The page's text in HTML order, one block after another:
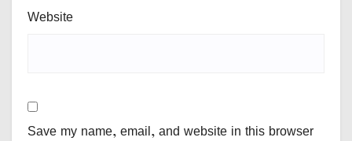
Website
Save my name, email, and website in this browser